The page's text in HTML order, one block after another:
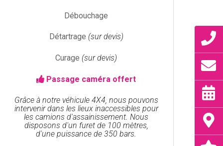
Débouchage
Détartrage (sur devis)
Curage (sur devis)
Passage caméra offert
Grâce à notre véhicule 4X4, nous pouvons
intervenir dans les lieux inaccessibles pour
les camions d'assainissement. Nous
disposons d'un furet de 100 mètres,
d'une puissance de 350 bars.